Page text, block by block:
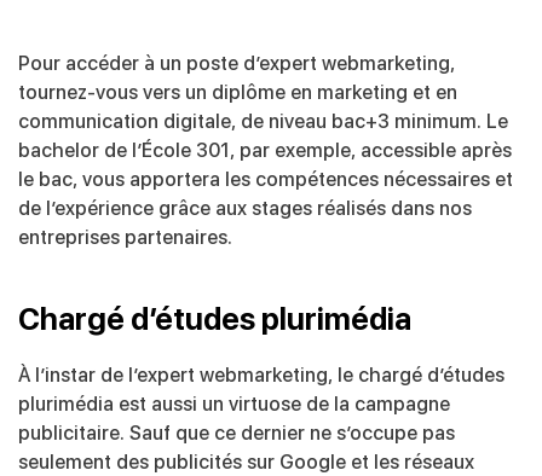
Pour accéder à un poste d’expert webmarketing,
tournez-vous vers un diplôme en marketing et en
communication digitale, de niveau bac+3 minimum. Le
bachelor de l’École 301, par exemple, accessible après
le bac, vous apportera les compétences nécessaires et
de l’expérience grâce aux stages réalisés dans nos
entreprises partenaires.
Chargé d’études plurimédia
À l’instar de l’expert webmarketing, le chargé d’études
plurimédia est aussi un virtuose de la campagne
publicitaire. Sauf que ce dernier ne s’occupe pas
seulement des publicités sur Google et les réseaux